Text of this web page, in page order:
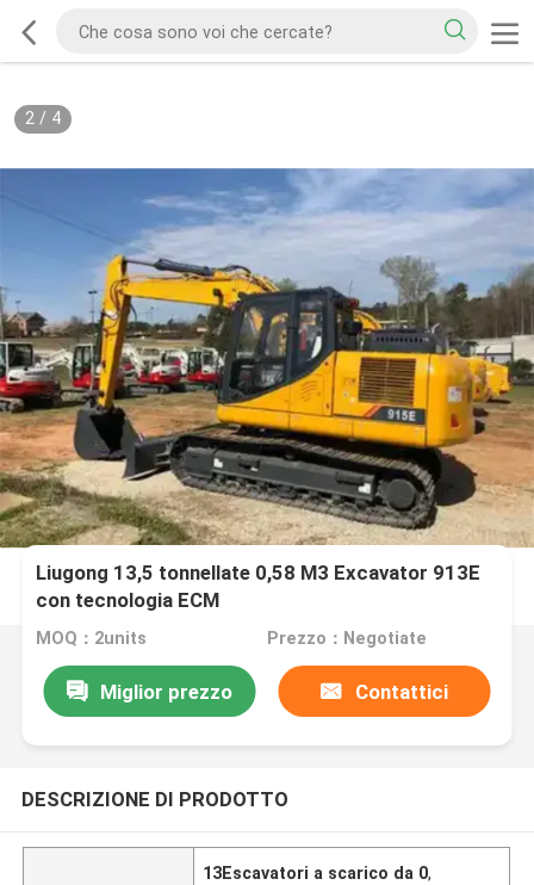
2/ 4
Liugong 13,5 tonnellate 0,58 M3 Excavator 913E
con tecnologia ECM
MOQ：2units Prezzo：Negotiate
Miglior prezzo Contattici
DESCRIZIONE DI PRODOTTO
13Escavatori a scarico da 0,